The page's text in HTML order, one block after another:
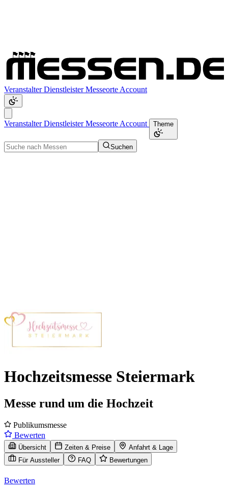
VeranstalterDienstleisterMesseorte Account
VeranstalterDienstleisterMesseorte Account Theme
Suchen
Hochzeitsmesse Steiermark
Messe rund um die Hochzeit
Publikumsmesse
Bewerten
Übersicht Zeiten & Preise
Anfahrt & Lage
Für Aussteller
FAQ Bewertungen
Bewerten